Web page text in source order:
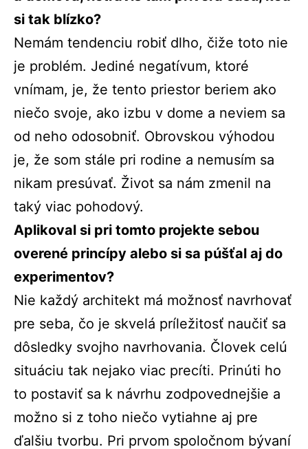
si tak blízko?
Nemám tendenciu robiť dlho, čiže toto nie
je problém. Jediné negatívum, ktoré
vnímam, je, že tento priestor beriem ako
niečo svoje, ako izbu v dome a neviem sa
od neho odosobniť. Obrovskou výhodou
je, že som stále pri rodine a nemusím sa
nikam presúvať. Život sa nám zmenil na
taký viac pohodový.
Aplikoval si pri tomto projekte sebou
overené princípy alebo si sa púšťal aj do
experimentov?
Nie každý architekt má možnosť navrhovať
pre seba, čo je skvelá príležitosť naučiť sa
dôsledky svojho navrhovania. Človek celú
situáciu tak nejako viac precíti. Prinúti ho
to postaviť sa k návrhu zodpovednejšie a
možno si z toho niečo vytiahne aj pre
ďalšiu tvorbu. Pri prvom spoločnom bývaní